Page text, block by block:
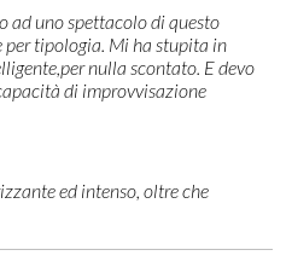
ad uno spettacolo di questo
per tipologia. Mi ha stupita in
nulla scontato. E devo
di improvvisazione
ed intenso, oltre che